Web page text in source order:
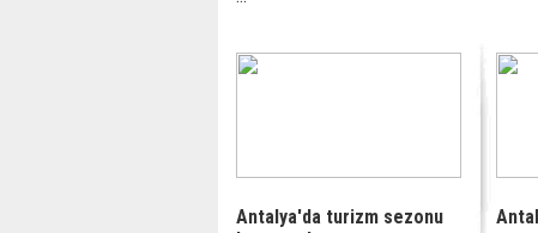
Antalya'da turizm sezonu